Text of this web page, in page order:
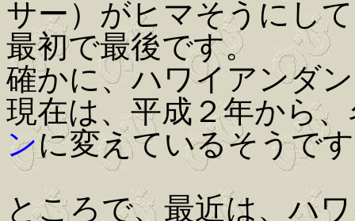
サー）がヒマそうにし
最初で最後です。
確かに、ハワイアンダ
現在は、平成２年から
ンに変えているそうで
ところで、最近は、ハ